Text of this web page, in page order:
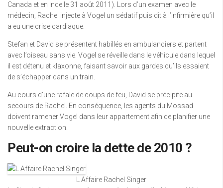
Canada et en Inde le 31 août 2011). Lors d’un examen avec le
médecin, Rachel injecte à Vogel un sédatif puis dit à l’infirmière qu’il
a eu une crise cardiaque.
Stefan et David se présentent habillés en ambulanciers et partent
avec l’oiseau sans vie. Vogel se réveille dans le véhicule dans lequel
il est détenu et klaxonne, faisant savoir aux gardes qu’ils essaient
de s’échapper dans un train.
Au cours d’une rafale de coups de feu, David se précipite au
secours de Rachel. En conséquence, les agents du Mossad
doivent ramener Vogel dans leur appartement afin de planifier une
nouvelle extraction.
Peut-on croire la dette de 2010 ?
L Affaire Rachel Singer